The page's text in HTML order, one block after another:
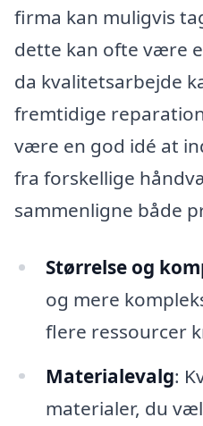
firma kan muligvis
dette kan ofte være
da kvalitetsarbejde
fremtidige
være en god idé at
fra forskellige
sammenligne både
Størrelse og
og mere
flere ressourcer
Materialevalg:
materialer, du